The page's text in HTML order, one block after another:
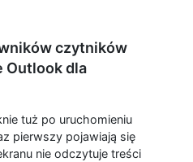
czytników
Outlook dla
tuż po uruchomieniu
pierwszy pojawiają się
nie odczytuje treści